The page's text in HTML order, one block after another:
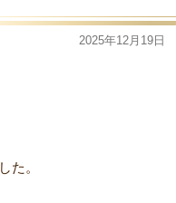
2025年12月19日
た。